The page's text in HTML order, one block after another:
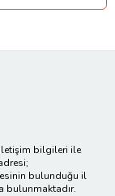
iletişim bilgileri ile
bulunduğu il
bulunmaktadır.